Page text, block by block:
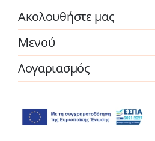
Ακολουθήστε μας
Μενού
Λογαριασμός